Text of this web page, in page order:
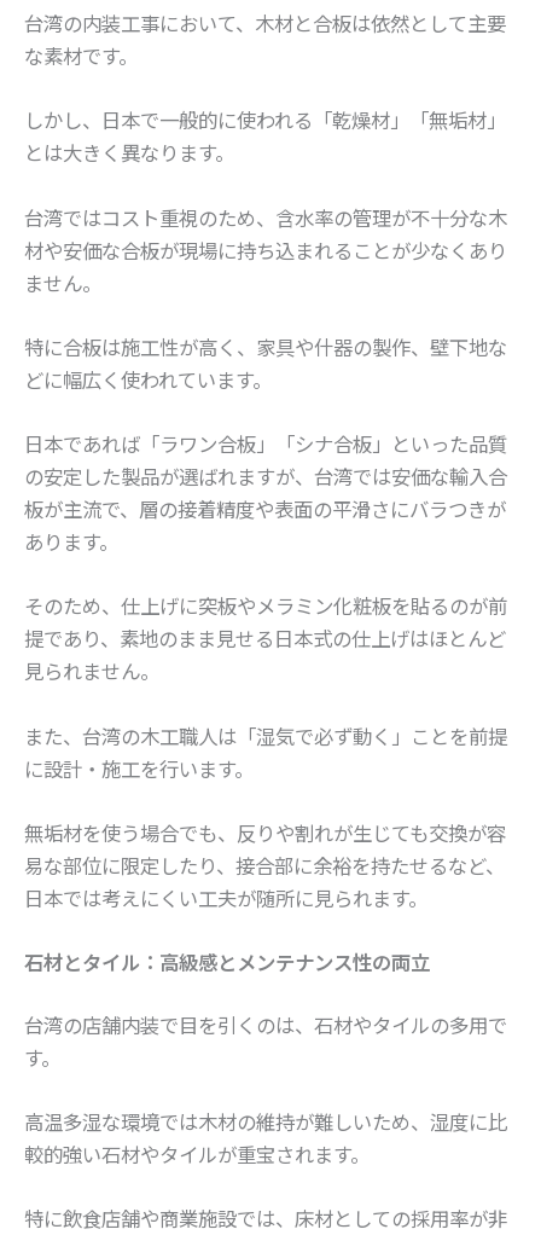
台湾の内装工事において、木材と合板は依然として主要
な素材です。
しかし、日本で一般的に使われる「乾燥材」「無垢材」
とは大きく異なります。
台湾ではコスト重視のため、含水率の管理が不十分な木
材や安価な合板が現場に持ち込まれることが少なくあり
ません。
特に合板は施工性が高く、家具や什器の製作、壁下地な
どに幅広く使われています。
日本であれば「ラワン合板」「シナ合板」といった品質
の安定した製品が選ばれますが、台湾では安価な輸入合
板が主流で、層の接着精度や表面の平滑さにバラつきが
あります。
そのため、仕上げに突板やメラミン化粧板を貼るのが前
提であり、素地のまま見せる日本式の仕上げはほとんど
見られません。
また、台湾の木工職人は「湿気で必ず動く」ことを前提
に設計・施工を行います。
無垢材を使う場合でも、反りや割れが生じても交換が容
易な部位に限定したり、接合部に余裕を持たせるなど、
日本では考えにくい工夫が随所に見られます。
石材とタイル：高級感とメンテナンス性の両立
台湾の店舗内装で目を引くのは、石材やタイルの多用で
す。
高温多湿な環境では木材の維持が難しいため、湿度に比
較的強い石材やタイルが重宝されます。
特に飲食店舗や商業施設では、床材としての採用率が非